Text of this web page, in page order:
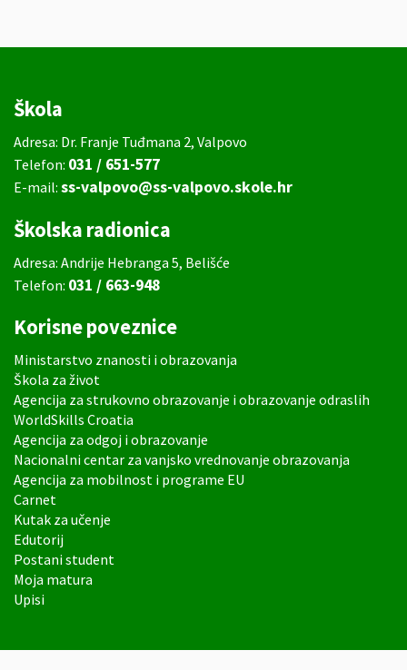
Škola
Adresa: Dr. Franje Tuđmana 2, Valpovo
Telefon: 031 / 651-577
E-mail: ss-valpovo@ss-valpovo.skole.hr
Školska radionica
Adresa: Andrije Hebranga 5, Belišće
Telefon: 031 / 663-948
Korisne poveznice
Ministarstvo znanosti i obrazovanja
Škola za život
Agencija za strukovno obrazovanje i obrazovanje odraslih
WorldSkills Croatia
Agencija za odgoj i obrazovanje
Nacionalni centar za vanjsko vrednovanje obrazovanja
Agencija za mobilnost i programe EU
Carnet
Kutak za učenje
Edutorij
Postani student
Moja matura
Upisi